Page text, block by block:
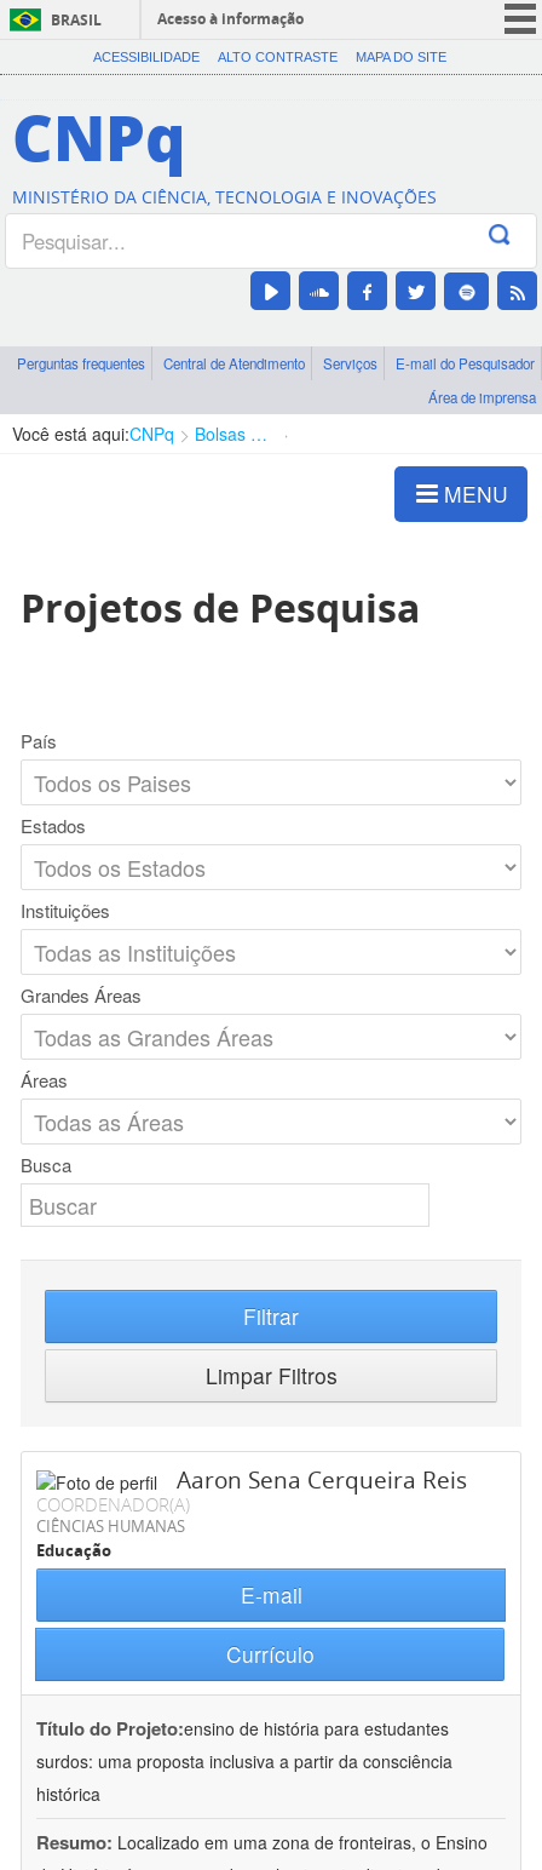
BRASIL
Acesso à informação
CORONAVÍRUS (COVID-19)
Canais
ACESSIBILIDADE ALTO CONTRASTE MAPA DO SITE
CNPq
MINISTÉRIO DA CIÊNCIA, TECNOLOGIA E INOVAÇÕES
Perguntas frequentes Central de Atendimento Serviços
E-mail do Pesquisador
Área de imprensa
Você está aqui:CNPq Bolsas e Auxílios Vigentes
MENU
Projetos de Pesquisa
País
Estados
Instituições
Grandes Áreas
Áreas
Busca
Filtrar
Limpar Filtros
Aaron Sena Cerqueira Reis
COORDENADOR(A)
CIÊNCIAS HUMANAS
Educação
E-mail
Currículo
Título do Projeto:ensino de história para estudantes
surdos: uma proposta inclusiva a partir da consciência
histórica
Resumo: Localizado em uma zona de fronteiras, o Ensino